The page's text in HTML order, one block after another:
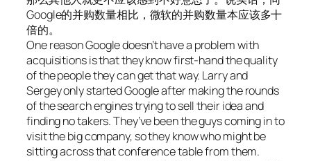
Google的并购数量相比，微软的并购数量本应该多十
倍的。
One reason Google doesn’t have a problem with
acquisitions is that they know first-hand the quality
of the people they can get that way. Larry and
Sergey only started Google after making the rounds
of the search engines trying to sell their idea and
finding no takers. They’ve been the guys coming in to
visit the big company, so they know who might be
sitting across that conference table from them.